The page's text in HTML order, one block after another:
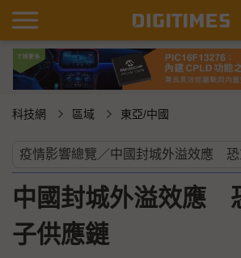
科技網 區域 東亞/中國
中國封城外溢效應
子供應鏈